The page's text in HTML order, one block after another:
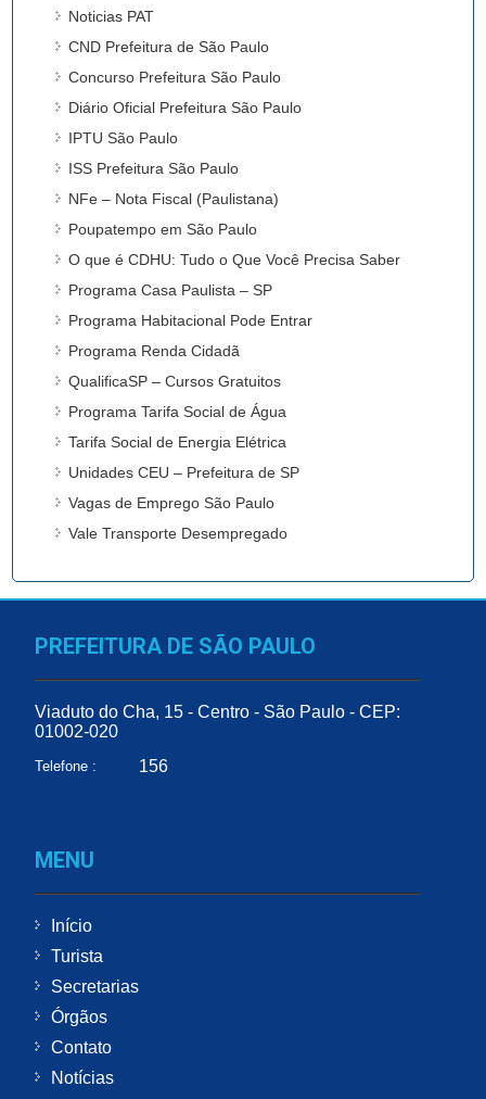
Noticias PAT
CND Prefeitura de São Paulo
Concurso Prefeitura São Paulo
Diário Oficial Prefeitura São Paulo
IPTU São Paulo
ISS Prefeitura São Paulo
NFe – Nota Fiscal (Paulistana)
Poupatempo em São Paulo
O que é CDHU: Tudo o Que Você Precisa Saber
Programa Casa Paulista – SP
Programa Habitacional Pode Entrar
Programa Renda Cidadã
QualificaSP – Cursos Gratuitos
Programa Tarifa Social de Água
Tarifa Social de Energia Elétrica
Unidades CEU – Prefeitura de SP
Vagas de Emprego São Paulo
Vale Transporte Desempregado
PREFEITURA DE SÃO PAULO
Viaduto do Cha, 15 - Centro - São Paulo - CEP:
01002-020
Telefone : 156
MENU
Início
Turista
Secretarias
Órgãos
Contato
Notícias